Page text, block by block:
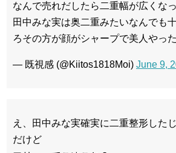
なんで売れだしたら二重幅が広くな
田中みな実は奥二重みたいなんでも
ろその方が顔がシャープで美人やった
— 既視感 (@Kiitos1818Moi) June 9,
え、田中みな実確実に二重整形した
だけど